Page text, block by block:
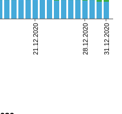
21.12.2020 28.12.2020 31.12.2020